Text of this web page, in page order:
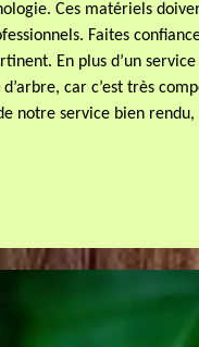
Ces matériels
Faites
En plus d’un service
car c’est très
notre service bien rendu,